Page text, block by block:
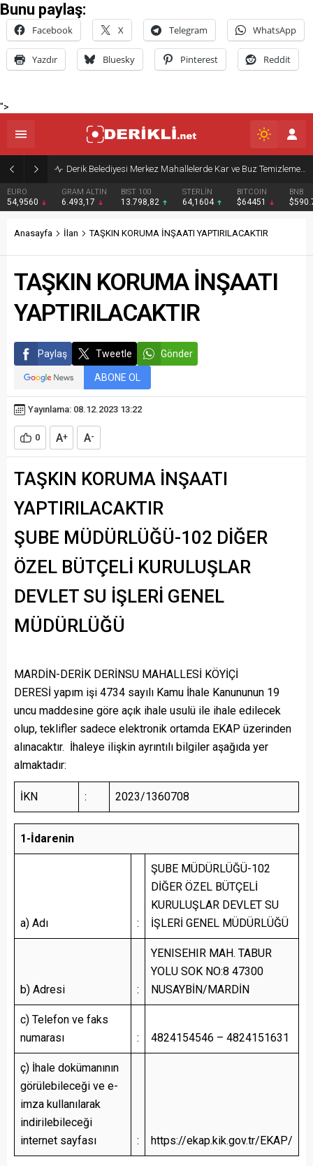
Bunu paylaş:
Facebook X Telegram WhatsApp
Yazdır Bluesky Pinterest Reddit
">
Derik Belediyesi Merkez Mahallelerde Kar ve Buz Temizleme Çalışmalarını Sürdürüyor
EURO
54,9560
GRAM ALTIN
6.493,17
BIST 100
13.798,82
STERLİN
64,1604
BITCOIN
$64451
BNB
Anasayfa İlan TAŞKIN KORUMA İNŞAATI YAPTIRILACAKTIR
TAŞKIN KORUMA İNŞAATI
YAPTIRILACAKTIR
Paylaş Tweetle Gönder
ABONE OL
Yayınlama: 08.12.2023 13:22
0 A+ A-
TAŞKIN KORUMA İNŞAATI
YAPTIRILACAKTIR
ŞUBE MÜDÜRLÜĞÜ-102 DİĞER
ÖZEL BÜTÇELİ KURULUŞLAR
DEVLET SU İŞLERİ GENEL
MÜDÜRLÜĞÜ
MARDİN-DERİK DERİNSU MAHALLESİ KÖYİÇİ
DERESİ yapım işi 4734 sayılı Kamu İhale Kanununun 19
uncu maddesine göre açık ihale usulü ile ihale edilecek
olup, teklifler sadece elektronik ortamda EKAP üzerinden
alınacaktır. İhaleye ilişkin ayrıntılı bilgiler aşağıda yer
almaktadır:
İKN : 2023/1360708
1-İdarenin
a) Adı :
ŞUBE MÜDÜRLÜĞÜ-102
DİĞER ÖZEL BÜTÇELİ
KURULUŞLAR DEVLET SU
İŞLERİ GENEL MÜDÜRLÜĞÜ
b) Adresi :
YENISEHIR MAH. TABUR
YOLU SOK NO:8 47300
NUSAYBİN/MARDİN
c) Telefon ve faks
numarası
: 4824154546 – 4824151631
ç) İhale dokümanının
görülebileceği ve e-
imza kullanılarak
indirilebileceği
internet sayfası
: https://ekap.kik.gov.tr/EKAP/